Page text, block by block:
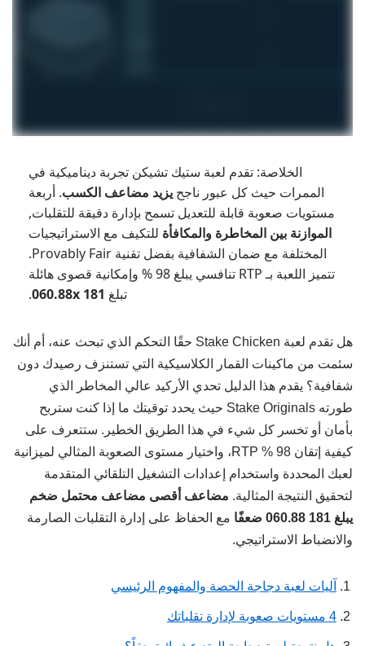
الخلاصة: تقدم لعبة ستيك تشيكن تجربة ديناميكية في
الممرات حيث كل عبور ناجح يزيد مضاعف الكسب. أربعة
مستويات صعوبة قابلة للتعديل تسمح بإدارة دقيقة للتقلبات,
الموازنة بين المخاطرة والمكافأة للتكيف مع الاستراتيجيات
المختلفة مع ضمان الشفافية بفضل تقنية Provably Fair.
تتميز اللعبة بـ RTP تنافسي يبلغ 98 % وإمكانية قصوى هائلة
تبلغ 181 060.88x
.
هل تقدم لعبة Stake Chicken حقًا التحكم الذي تبحث عنه، أم أنك
سئمت من ماكينات القمار الكلاسيكية التي تستنزف رصيدك دون
شفافية؟ يقدم هذا الدليل تحدي الأركيد عالي المخاطر الذي
طورته Stake Originals حيث يحدد توقيتك ما إذا كنت ستربح
بأمان أو تخسر كل شيء في هذا الطريق الخطير. ستتعرف على
كيفية إتقان 98 % RTP، واختيار مستوى الصعوبة المثالي لميزانية
لعبك المحددة واستخدام إعدادات التشغيل التلقائي المتقدمة
لتحقيق النتيجة المثالية. مضاعف أقصى مضاعف محتمل ضخم
يبلغ 181 060.88 ضعفًا
مع الحفاظ على إدارة التقلبات الصارمة
والانضباط الاستراتيجي.
آليات لعبة دجاجة الحصة والمفهوم الرئيسي
4 مستويات صعوبة لإدارة تقلباتك